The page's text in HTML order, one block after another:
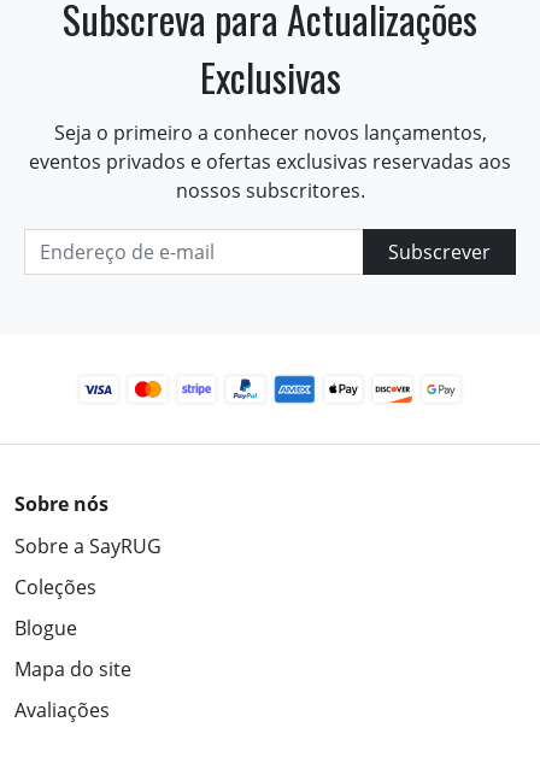
Subscreva para Actualizações
Exclusivas
Seja o primeiro a conhecer novos lançamentos,
eventos privados e ofertas exclusivas reservadas aos
nossos subscritores.
Subscrever
Sobre nós
Sobre a SayRUG
Coleções
Blogue
Mapa do site
Avaliações